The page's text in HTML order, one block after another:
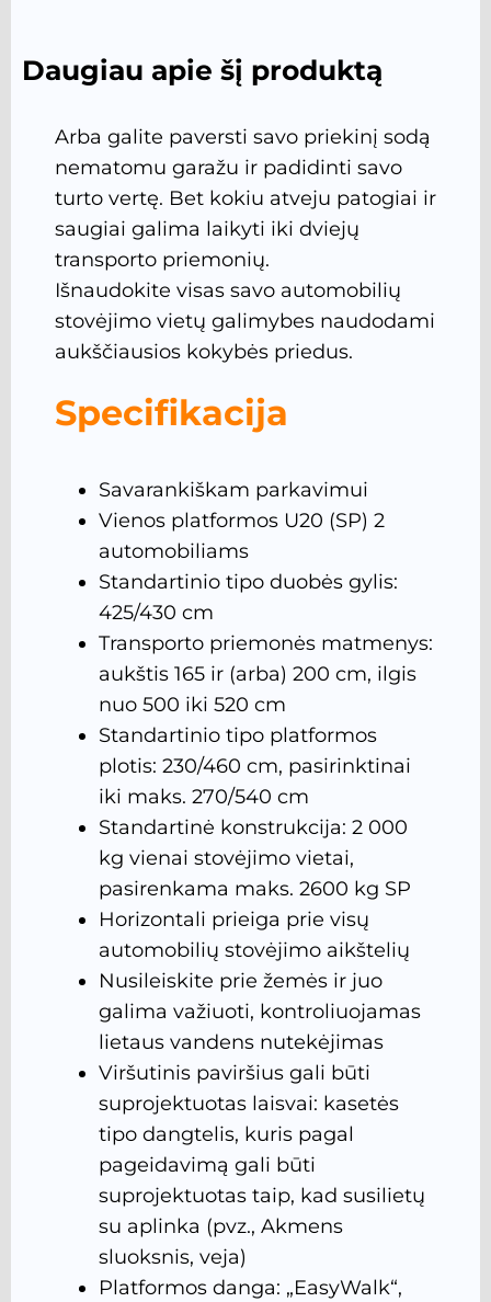
Daugiau apie šį produktą
Arba galite paversti savo priekinį sodą
nematomu garažu ir padidinti savo
turto vertę. Bet kokiu atveju patogiai ir
saugiai galima laikyti iki dviejų
transporto priemonių.
Išnaudokite visas savo automobilių
stovėjimo vietų galimybes naudodami
aukščiausios kokybės priedus.
Specifikacija
Savarankiškam parkavimui
Vienos platformos U20 (SP) 2
automobiliams
Standartinio tipo duobės gylis:
425/430 cm
Transporto priemonės matmenys:
aukštis 165 ir (arba) 200 cm, ilgis
nuo 500 iki 520 cm
Standartinio tipo platformos
plotis: 230/460 cm, pasirinktinai
iki maks. 270/540 cm
Standartinė konstrukcija: 2 000
kg vienai stovėjimo vietai,
pasirenkama maks. 2600 kg SP
Horizontali prieiga prie visų
automobilių stovėjimo aikštelių
Nusileiskite prie žemės ir juo
galima važiuoti, kontroliuojamas
lietaus vandens nutekėjimas
Viršutinis paviršius gali būti
suprojektuotas laisvai: kasetės
tipo dangtelis, kuris pagal
pageidavimą gali būti
suprojektuotas taip, kad susilietų
su aplinka (pvz., Akmens
sluoksnis, veja)
Platformos danga: „EasyWalk“,